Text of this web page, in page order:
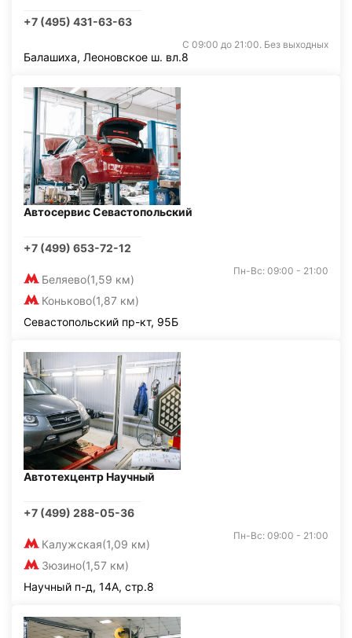
+7 (495) 431-63-63
С 09:00 до 21:00. Без выходных
Балашиха, Леоновское ш. вл.8
Автосервис Севастопольский
+7 (499) 653-72-12
Беляево(1,59 км)
Коньково(1,87 км)
Пн-Вс: 09:00 - 21:00
Севастопольский пр-кт, 95Б
Автотехцентр Научный
+7 (499) 288-05-36
Калужская(1,09 км)
Зюзино(1,57 км)
Пн-Вс: 09:00 - 21:00
Научный п-д, 14А, стр.8